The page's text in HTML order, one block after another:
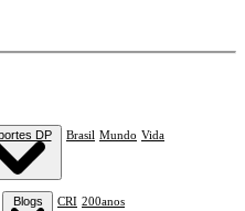
DP Brasil Mundo Vida
Blogs CRI 200anos